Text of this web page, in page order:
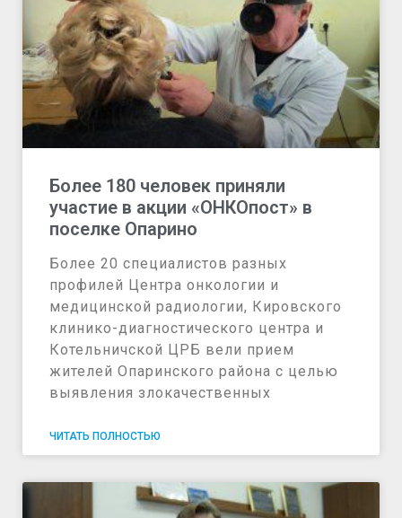
Более 180 человек приняли
участие в акции «ОНКОпост» в
поселке Опарино
Более 20 специалистов разных
профилей Центра онкологии и
медицинской радиологии, Кировского
клинико-диагностического центра и
Котельничской ЦРБ вели прием
жителей Опаринского района с целью
выявления злокачественных
ЧИТАТЬ ПОЛНОСТЬЮ